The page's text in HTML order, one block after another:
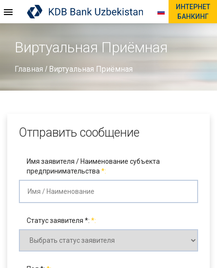
ИНТЕРНЕТ
БАНКИНГ
Виртуальная Приёмная
Главная / Виртуальная Приёмная
Отправить сообщение
Имя заявителя / Наименование субъекта
предпринимательства
Статус заявителя *: